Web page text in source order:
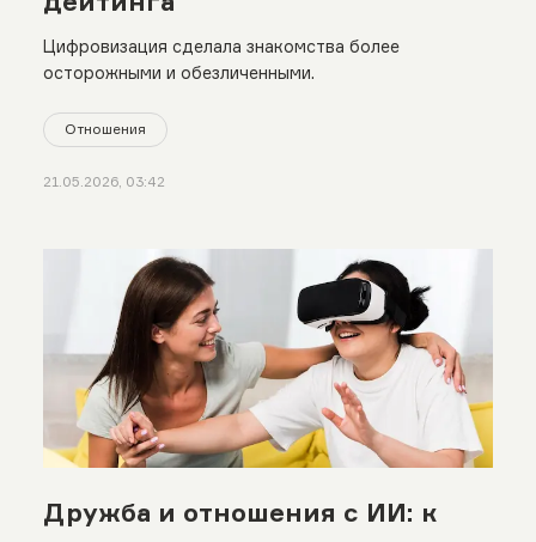
Цифровизация сделала знакомства более
осторожными и обезличенными.
Отношения
21.05.2026, 03:42
Дружба и отношения с ИИ: к